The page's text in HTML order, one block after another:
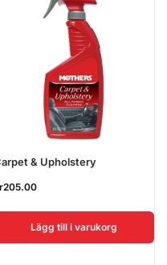
& Upholstery
205.00
Lägg till i varukorg